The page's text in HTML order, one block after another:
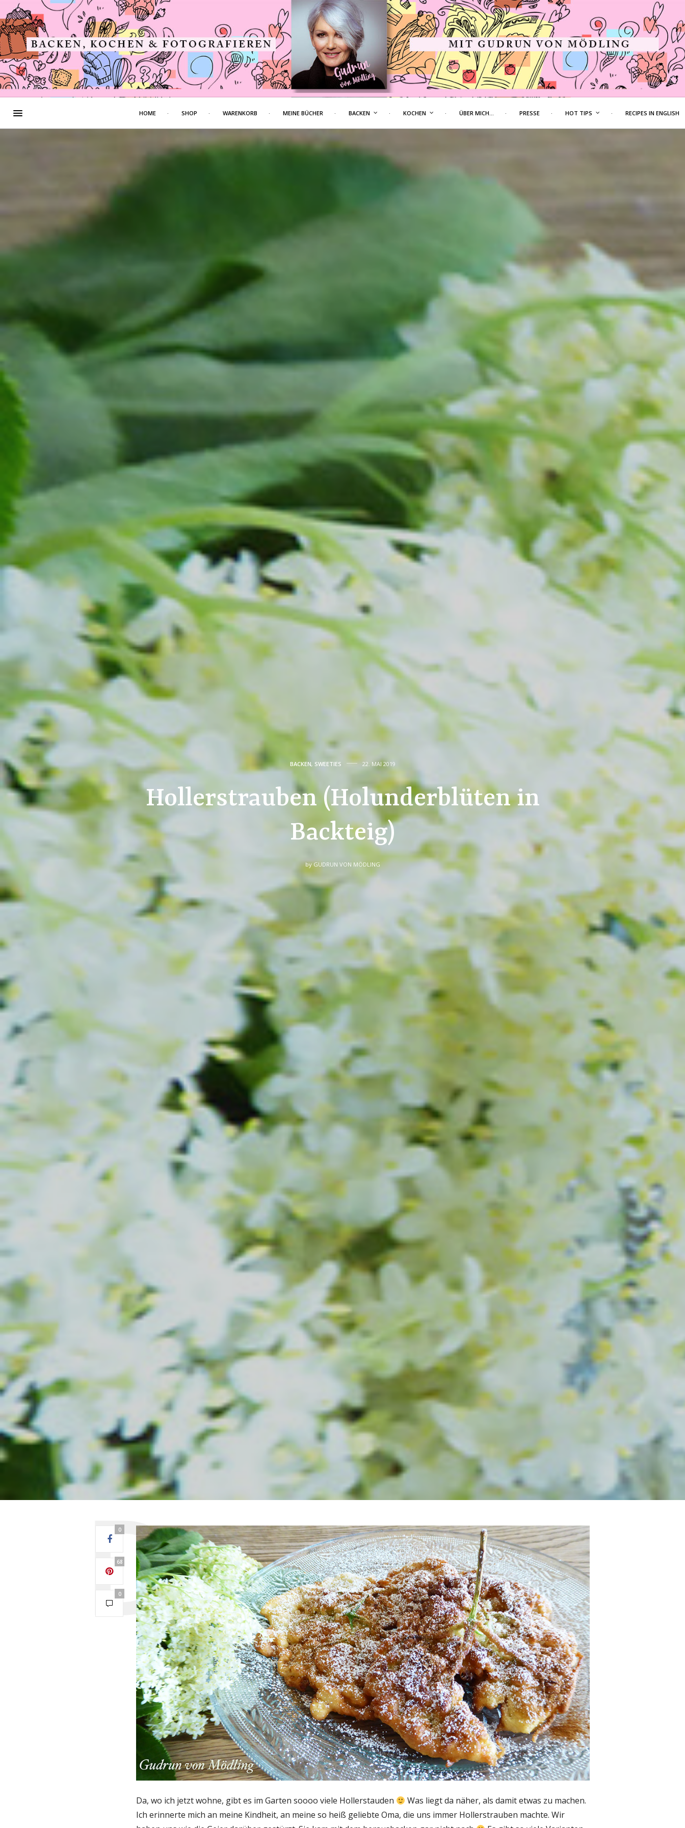
HOME SHOP WARENKORB MEINE BÜCHER BACKEN KOCHEN ÜBER MICH… PRESSE HOT TIPS RECIPES IN ENGLISH
BACKEN, SWEETIES 22. MAI 2019
Hollerstrauben (Holunderblüten in
Backteig)
by GUDRUN VON MÖDLING
0
68
0
Da, wo ich jetzt wohne, gibt es im Garten soooo viele Hollerstauden
Was liegt da näher, als damit etwas zu machen.
Ich erinnerte mich an meine Kindheit, an meine so heiß geliebte Oma, die uns immer Hollerstrauben machte. Wir